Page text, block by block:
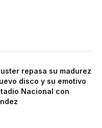
repasa su madurez
disco y su emotivo
Nacional con